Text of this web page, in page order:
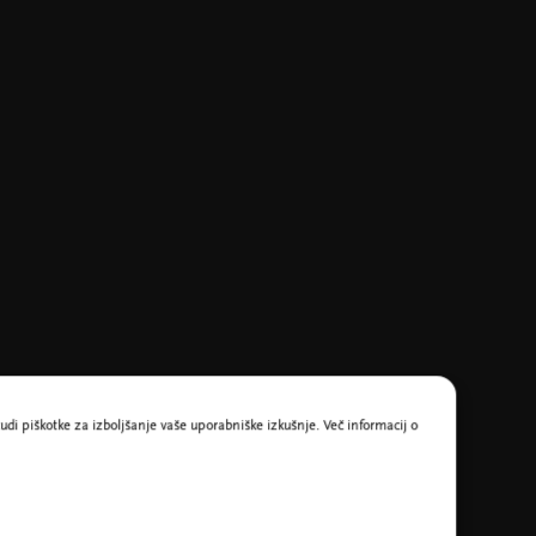
piškotke za izboljšanje vaše uporabniške izkušnje. Več informacij o